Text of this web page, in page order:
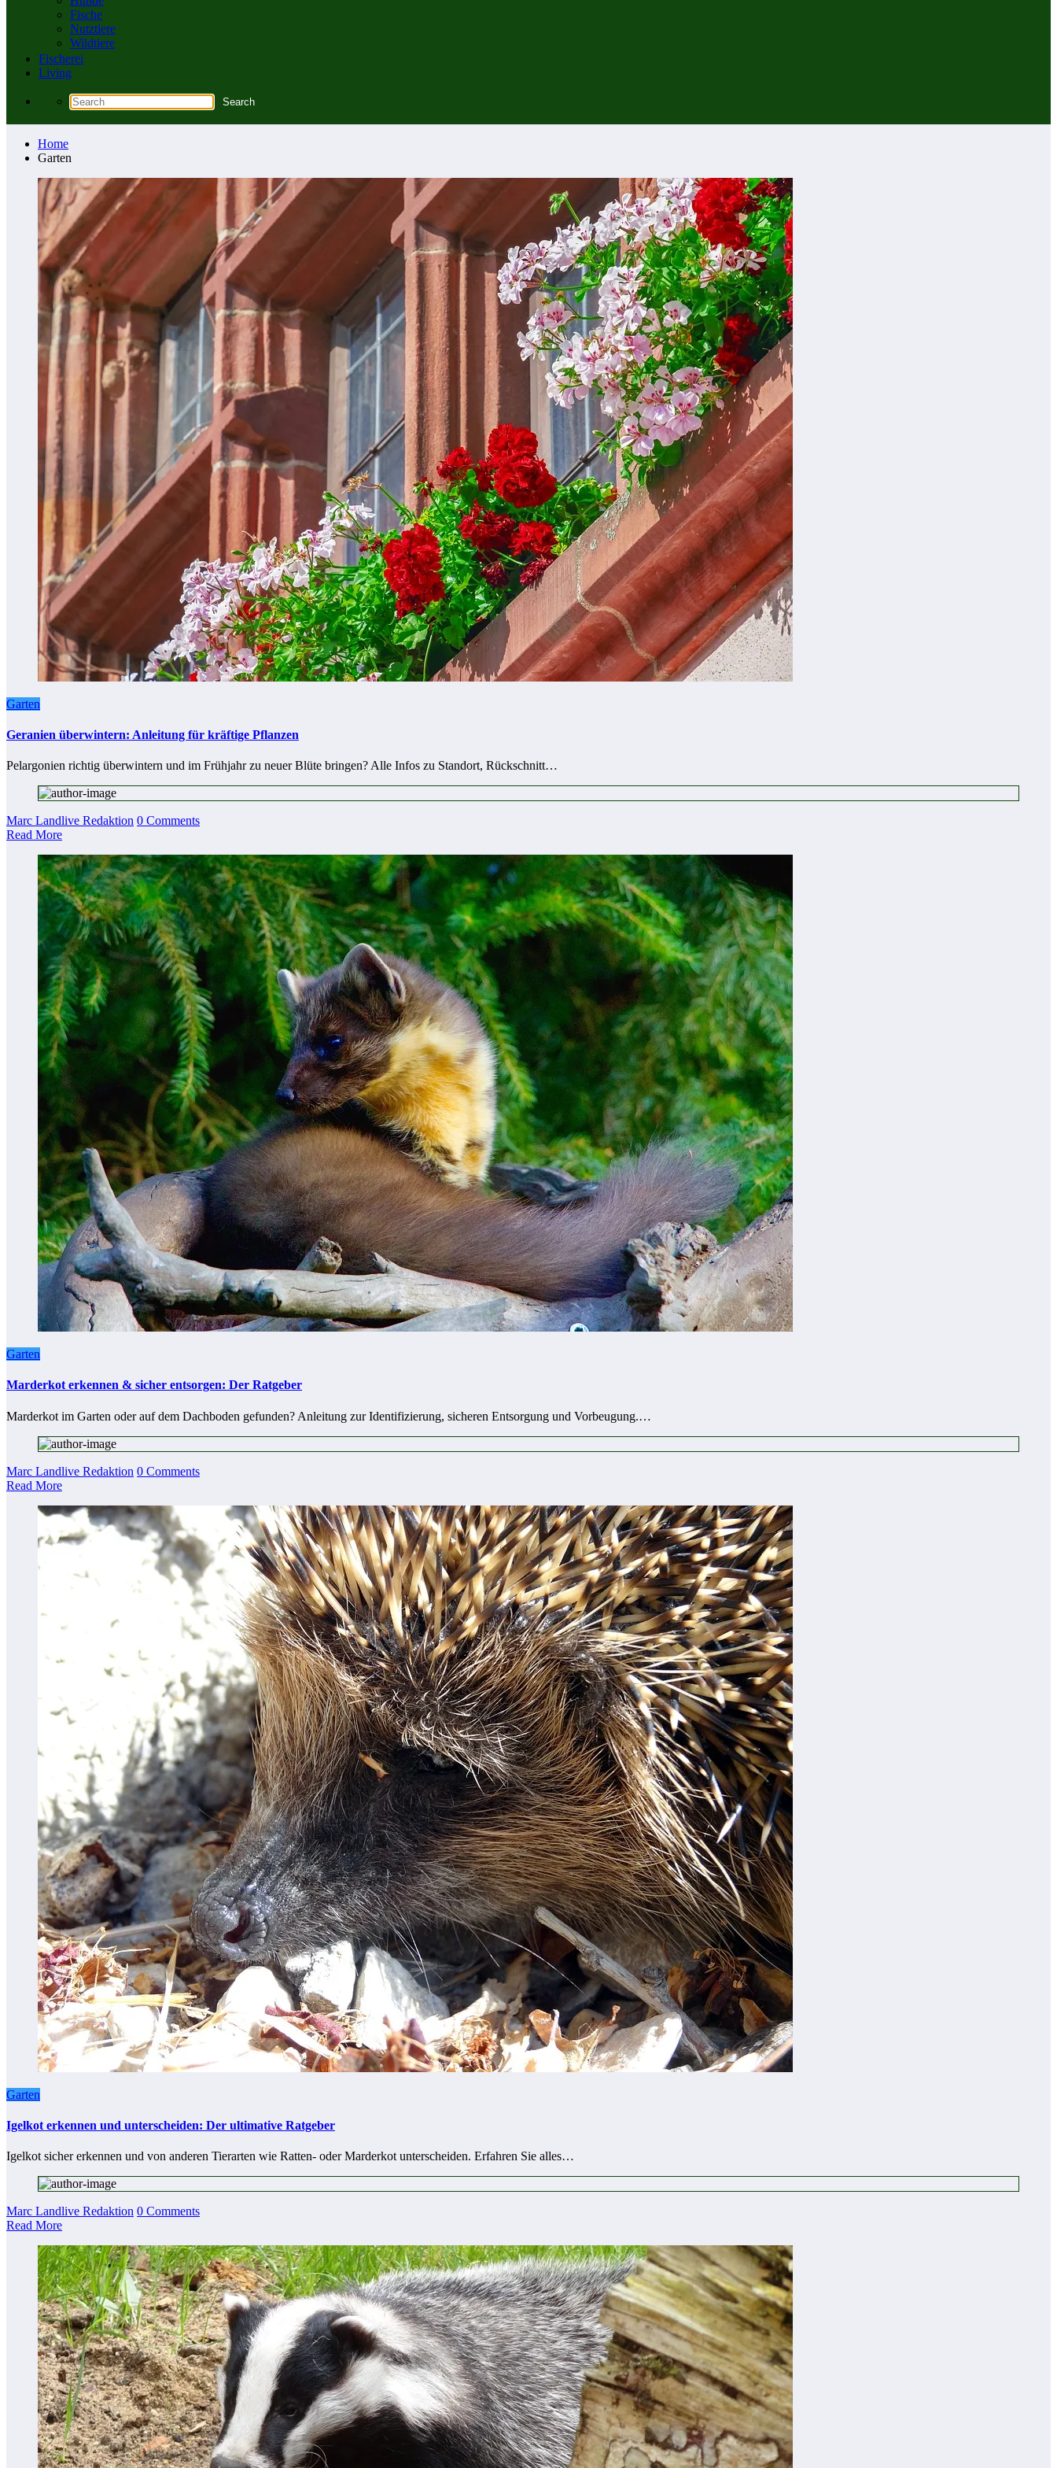
Fische
Nutztiere
Wildtiere
Fischerei
Living
Home
Garten
Garten
Geranien überwintern: Anleitung für kräftige Pflanzen
Pelargonien richtig überwintern und im Frühjahr zu neuer Blüte bringen? Alle Infos zu Standort, Rückschnitt…
Marc Landlive Redaktion 0 Comments
Read More
Garten
Marderkot erkennen & sicher entsorgen: Der Ratgeber
Marderkot im Garten oder auf dem Dachboden gefunden? Anleitung zur Identifizierung, sicheren Entsorgung und Vorbeugung.…
Marc Landlive Redaktion 0 Comments
Read More
Garten
Igelkot erkennen und unterscheiden: Der ultimative Ratgeber
Igelkot sicher erkennen und von anderen Tierarten wie Ratten- oder Marderkot unterscheiden. Erfahren Sie alles…
Marc Landlive Redaktion 0 Comments
Read More